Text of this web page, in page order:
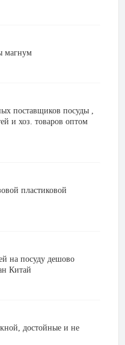
магнум
поставщиков посуды ,
и хоз. товаров оптом
пластиковой
на посуду дешово
Китай
достойные и не